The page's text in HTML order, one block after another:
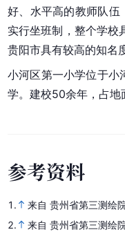
好、水平高的教师队
实行坐班制，整个学校
贵阳市具有较高的知名
小河区第一小学位于小
学。建校50余年，占地
参考资料
1.
来自 贵州省第三测绘
2.
来自 贵州省第三测绘